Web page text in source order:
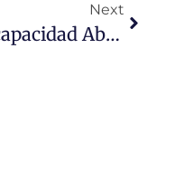
Next
Incapacidad Absoluta Causada Por Síndrome De Burnout: Un Caso Ejemplar